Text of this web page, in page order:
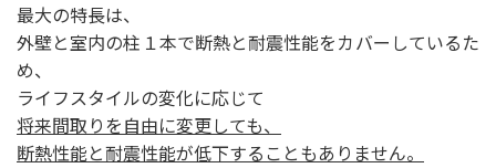
最大の特長は、
外壁と室内の柱１本で断熱と耐震性能をカバーしているた
め、
ライフスタイルの変化に応じて
将来間取りを自由に変更しても、
断熱性能と耐震性能が低下することもありません。